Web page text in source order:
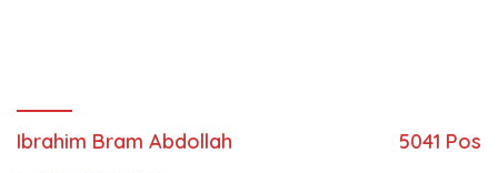
Ibrahim Bram Abdollah 5041 Pos